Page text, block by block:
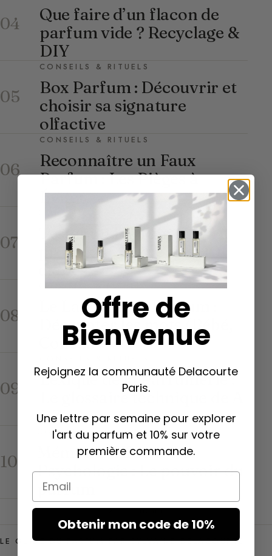
04
Que faire d’un flacon de
parfum vide ? Recyclage &
DIY
05
CONSEILS & RITUELS
Box Parfum : Découvrir et
choisir sa signature
olfactive
06
CONSEILS & RITUELS
Reconnaître un Faux
Parfum : Les Pièges à
Éviter
07
CONSEILS & RITUELS
Tester un Parfum : Le
protocole d’expert en 10
étapes
08
CONSEILS & RITUELS
Le Langage du Parfum :
Décrypter les mots (Bébé,
Colle…)
09
Lexique de la Parfumerie :
Le glossaire technique de A
à Z
10
CONSEILS & RITUELS
Mémoire Olfactive et
Psychologie : Le pouvoir du
parfum
1 2 Suivant
LE GUIDE DU PARFUM PAR SYLVAINE DELACOURTE
Offre de
Bienvenue
Rejoignez la communauté Delacourte
Paris.
Une lettre par semaine pour explorer
l'art du parfum et 10% sur votre
première commande.
Email
Obtenir mon code de 10%